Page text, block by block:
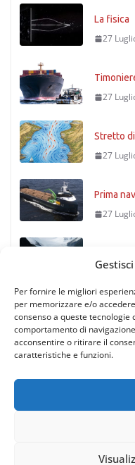
Per fornire le migliori
per memorizzare e/o
consenso a queste
comportamento di
acconsentire o ritirare il
caratteristiche e funzioni.
Stretto di
Prima
Rotte